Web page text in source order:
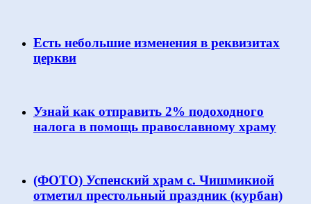
Есть небольшие изменения в реквизитах
церкви
Узнай как отправить 2% подоходного
налога в помощь православному храму
(ФОТО) Успенский храм с. Чишмикиой
отметил престольный праздник (курбан)